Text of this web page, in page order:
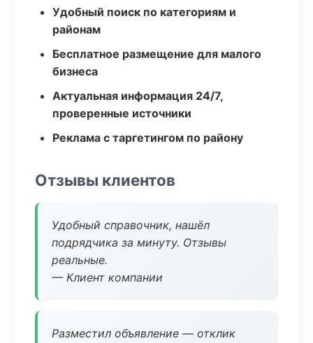
Удобный поиск по категориям и
районам
Бесплатное размещение для малого
бизнеса
Актуальная информация 24/7,
проверенные источники
Реклама с таргетингом по району
Отзывы клиентов
Удобный справочник, нашёл
подрядчика за минуту. Отзывы
реальные.
— Клиент компании
Разместил объявление — отклик